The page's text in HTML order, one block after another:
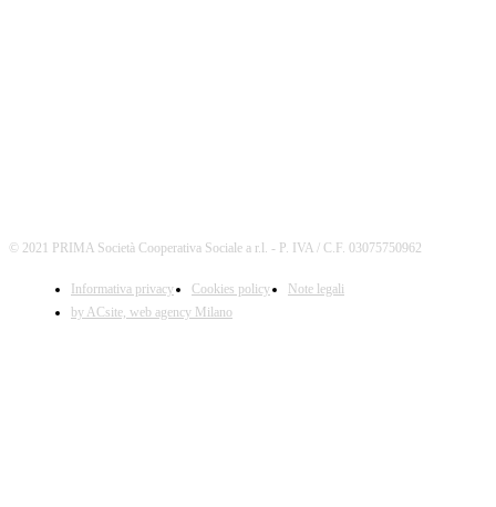
© 2021 PRIMA Società Cooperativa Sociale a r.l. - P. IVA / C.F. 03075750962
Informativa privacy Cookies policy
Note legali
by ACsite, web agency Milano